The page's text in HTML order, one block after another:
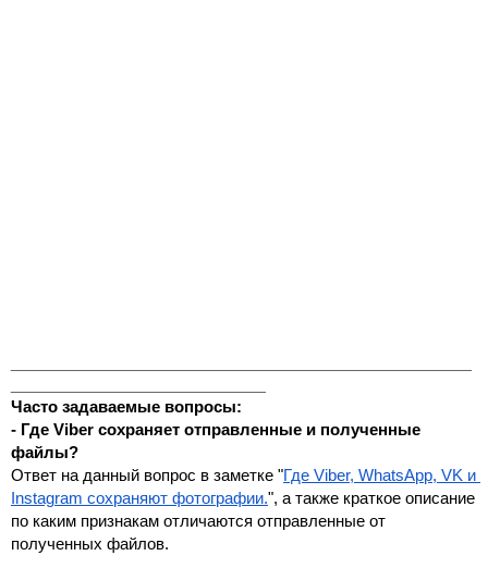
Часто задаваемые вопросы:
- Где Viber сохраняет отправленные и полученные
файлы?
Ответ на данный вопрос в заметке "Где Viber, WhatsApp, VK и
Instagram сохраняют фотографии.", а также краткое описание
по каким признакам отличаются отправленные от
полученных файлов.